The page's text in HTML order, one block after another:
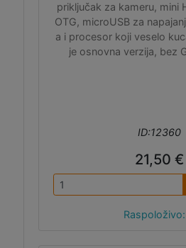
priključak za kameru, mini
OTG, microUSB za
a i procesor koji veselo
je osnovna verzija, bez
ID:12360
21,50 €